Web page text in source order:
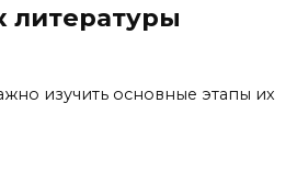
литературы
изучить основные этапы их